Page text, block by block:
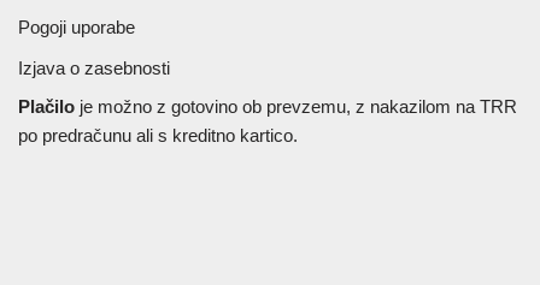
Pogoji uporabe
Izjava o zasebnosti
Plačilo je možno z gotovino ob prevzemu, z nakazilom na TRR
po predračunu ali s kreditno kartico.